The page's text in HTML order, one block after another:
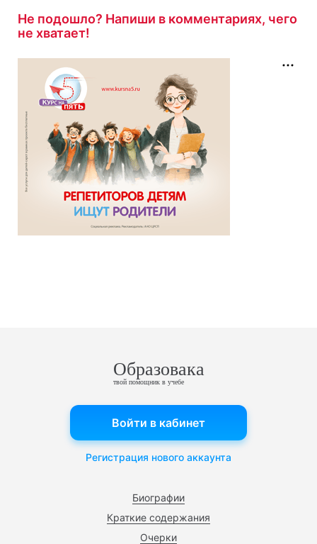
Не подошло? Напиши в комментариях, чего
не хватает!
Образовака
твой помощник в учебе
Биографии
Краткие содержания
Очерки
Войти в кабинет
Регистрация нового аккаунта